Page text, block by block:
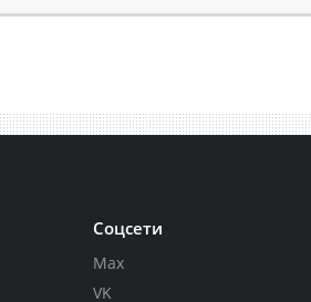
Соцсети
Max
VK